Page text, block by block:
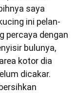
saya
ini pelan-
percaya dengan
bulunya,
kotor dia
dicakar.